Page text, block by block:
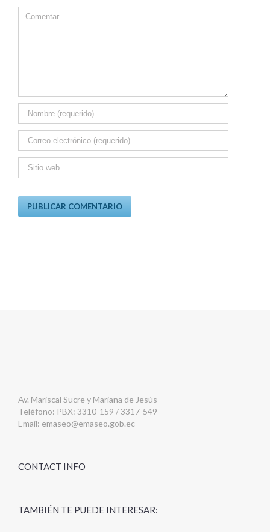
Comment
Av. Mariscal Sucre y Mariana de Jesús
Teléfono: PBX: 3310-159 / 3317-549
Email: emaseo@emaseo.gob.ec
CONTACT INFO
TAMBIÉN TE PUEDE INTERESAR: